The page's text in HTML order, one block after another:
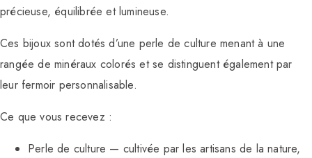
précieuse, équilibrée et lumineuse.
Ces bijoux sont dotés d’une perle de culture menant à une
rangée de minéraux colorés et se distinguent également par
leur fermoir personnalisable.
Ce que vous recevez :
Perle de culture — cultivée par les artisans de la nature,